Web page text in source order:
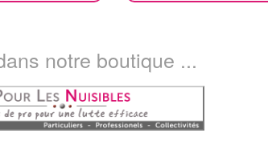
notre boutique ...